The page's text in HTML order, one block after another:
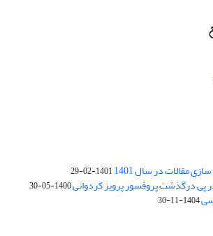
مقالات در سال 1401 1401-02-29
پی درگذشت پروفسور پرویز کردوانی1400-05-30
1404-11-30